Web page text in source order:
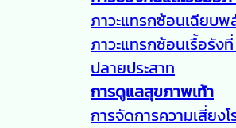
ภาวะแทรกซ้อนเฉียบ
ภาวะแทรกซ้อนเรื้อรังที่
ปลายประสาท
การดูแลสุขภาพเท้า
การจัดการความเสี่ยงโ